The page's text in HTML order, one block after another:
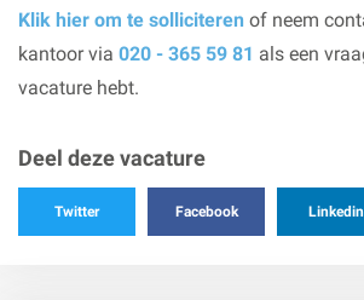
Klik hier om te solliciteren of neem
kantoor via 020 - 365 59 81 als een
vacature hebt.
Deel deze vacature
Twitter Facebook Linkedin